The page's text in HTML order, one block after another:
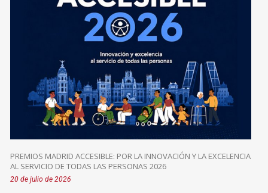
PREMIOS MADRID ACCESIBLE: POR LA INNOVACIÓN Y LA EXCELENCIA
AL SERVICIO DE TODAS LAS PERSONAS 2026
20 de julio de 2026